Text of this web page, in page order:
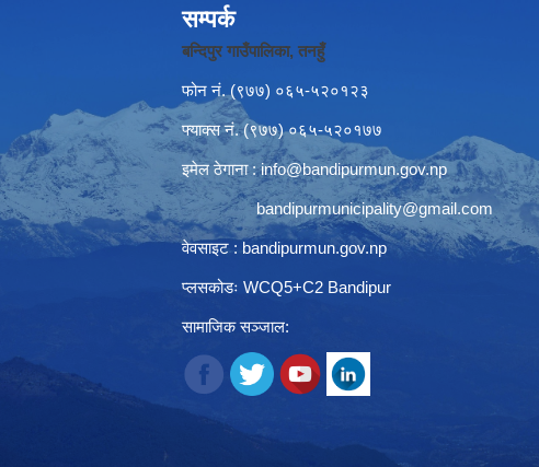
सम्पर्क
बन्दिपुर गाउँपालिका, तनहुँ
फोन नं‍. (९७७) ०६५-५२०१२३
फ्याक्स नं. (९७७) ०६५-५२०१७७
इमेल ठेगाना :info@bandipurmun.gov.np
bandipurmunicipality@gmail.com
वेवसाइट : bandipurmun.gov.np
प्लसकोडः WCQ5+C2 Bandipur
सामाजिक सञ्जाल: